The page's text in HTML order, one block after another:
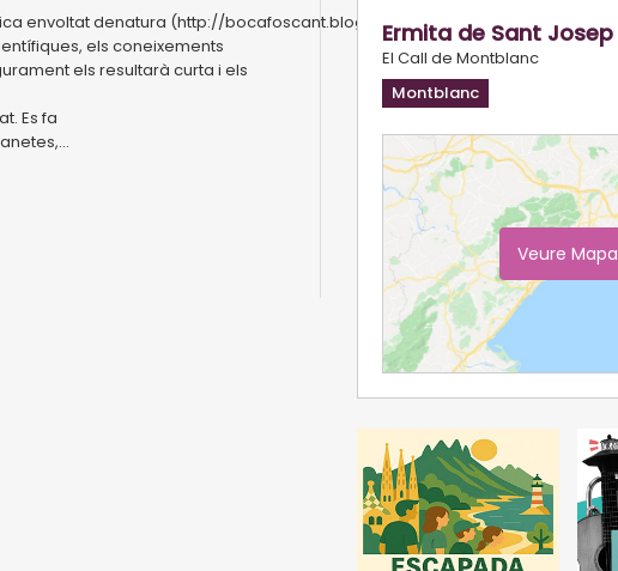
envoltat denatura (http://bocafoscant.blogspot.com.es/).
els coneixements
els resultarà curta i els
Es fa
Ermita de Sant Josep
El Call de Montblanc
Montblanc
Veure Mapa